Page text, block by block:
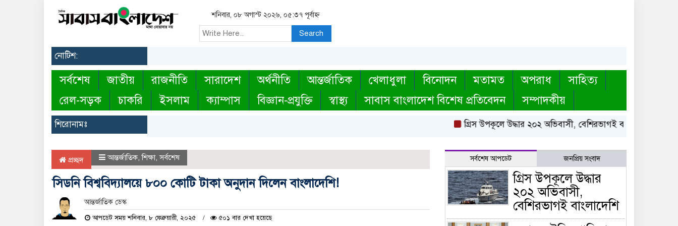
শনিবার, ০৮ অগাস্ট ২০২৬, ০৫:৩৭ পূর্বাহ্ন
Search
নোটিশ:
সর্বশেষ জাতীয় রাজনীতি সারাদেশ অর্থনীতি আন্তর্জাতিক খেলাধুলা বিনোদন মতামত অপরাধ
সাহিত্য
রেল-সড়ক
চাকরি ইসলাম ক্যাম্পাস বিজ্ঞান-প্রযুক্তি স্বাস্থ্য সাবাস বাংলাদেশ বিশেষ প্রতিবেদন সম্পাদকীয়
শিরোনামঃ গ্রিস উপকূলে উদ্ধার ২০২ অভিবাসী, বেশিরভাগই বাংলাদেশি
প্রচ্ছদ আন্তর্জাতিক,শিক্ষা,সর্বশেষ
সিডনি বিশ্ববিদ্যালয়ে ৮০০ কোটি টাকা অনুদান দিলেন বাংলাদেশি!
আন্তর্জাতিক ডেস্ক
আপডেট সময় শনিবার, ৮ ফেব্রুয়ারী, ২০২৫ ৫০১ বার দেখা হয়েছে
সর্বশেষ আপডেট জনপ্রিয় সংবাদ
গ্রিস উপকূলে উদ্ধার
২০২ অভিবাসী,
বেশিরভাগই বাংলাদেশি